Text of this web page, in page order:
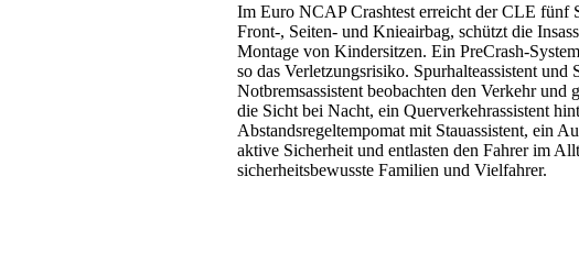
Im Euro NCAP Crashtest erreicht der CLE fünf
Front-, Seiten- und Knieairbag, schützt die
Montage von Kindersitzen. Ein PreCrash-
so das Verletzungsrisiko. Spurhalteassistent
Notbremsassistent beobachten den Verkehr
die Sicht bei Nacht, ein Querverkehrassistent
Abstandsregeltempomat mit Stauassistent, ein
aktive Sicherheit und entlasten den Fahrer im
sicherheitsbewusste Familien und Vielfahrer.